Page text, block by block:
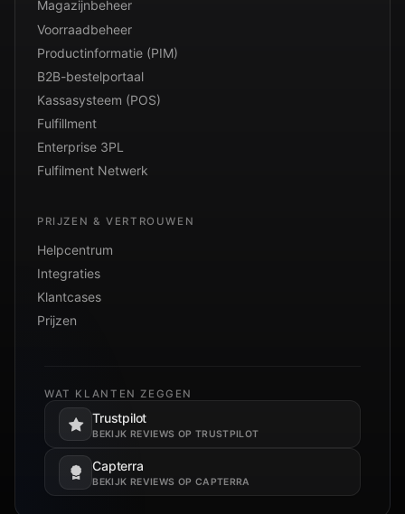
Magazijnbeheer
Voorraadbeheer
Productinformatie (PIM)
B2B-bestelportaal
Kassasysteem (POS)
Fulfillment
Enterprise 3PL
Fulfilment Netwerk
PRIJZEN & VERTROUWEN
Helpcentrum
Integraties
Klantcases
Prijzen
WAT KLANTEN ZEGGEN
Trustpilot
BEKIJK REVIEWS OP TRUSTPILOT
Opent in een nieuw tabblad.
Capterra
BEKIJK REVIEWS OP CAPTERRA
Opent in een nieuw tabblad.